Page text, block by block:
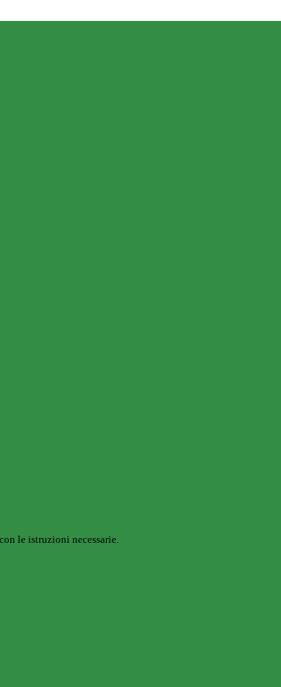
le istruzioni necessarie.